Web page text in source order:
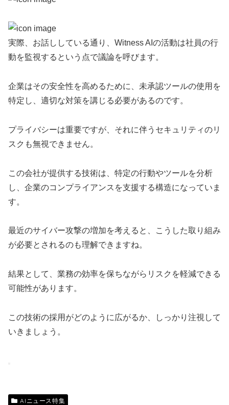
実際、お話ししている通り、Witness AIの活動は社員の行
動を監視するという点で議論を呼びます。
企業はその安全性を高めるために、未承認ツールの使用を
特定し、適切な対策を講じる必要があるのです。
プライバシーは重要ですが、それに伴うセキュリティのリ
スクも無視できません。
この会社が提供する技術は、特定の行動やツールを分析
し、企業のコンプライアンスを支援する構造になっていま
す。
最近のサイバー攻撃の増加を考えると、こうした取り組み
が必要とされるのも理解できますね。
結果として、業務の効率を保ちながらリスクを軽減できる
可能性があります。
この技術の採用がどのように広がるか、しっかり注視して
いきましょう。
AIニュース特集